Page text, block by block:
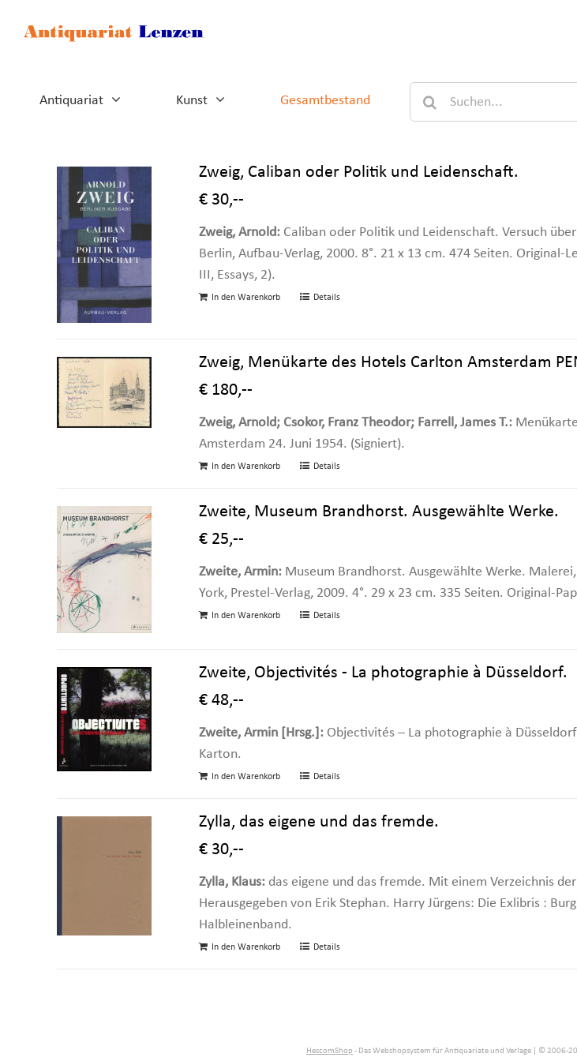
Inhalt
Antiquariat Kunst Gesamtbestand
Suche
nach:
Zweig, Caliban oder Politik und Leidenschaft.
€ 30,--
Zweig, Arnold: Caliban oder Politik und Leidenschaft. Versuch
Berlin, Aufbau-Verlag, 2000. 8°. 21 x 13 cm. 474 Seiten.
III, Essays, 2).
In den Warenkorb Details
Zweig, Menükarte des Hotels Carlton Amsterdam
€ 180,--
Zweig, Arnold; Csokor, Franz Theodor; Farrell, James T.:
Amsterdam 24. Juni 1954. (Signiert).
In den Warenkorb Details
Zweite, Museum Brandhorst. Ausgewählte Werke.
€ 25,--
Zweite, Armin: Museum Brandhorst. Ausgewählte Werke.
York, Prestel-Verlag, 2009. 4°. 29 x 23 cm. 335 Seiten. Original-
In den Warenkorb Details
Zweite, Objectivités - La photographie à Düsseldorf.
€ 48,--
Zweite, Armin [Hrsg.]: Objectivités – La photographie à
Karton.
In den Warenkorb Details
Zylla, das eigene und das fremde.
€ 30,--
Zylla, Klaus: das eigene und das fremde. Mit einem Verzeichnis
Herausgegeben von Erik Stephan. Harry Jürgens: Die Exlibris :
Halbleinenband.
In den Warenkorb Details
HescomShop - Das Webshopsystem für Antiquariate und Verlage | © 2006-